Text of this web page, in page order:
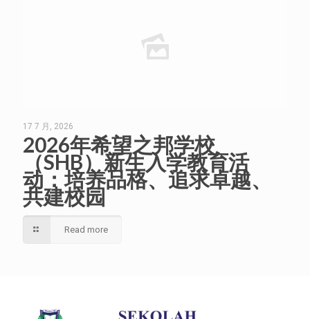
17 7 月, 2026
2026年希望之邦学校
（SHB）新生入学教育活
动：培养品格、追求卓越、
共建校园
Read more